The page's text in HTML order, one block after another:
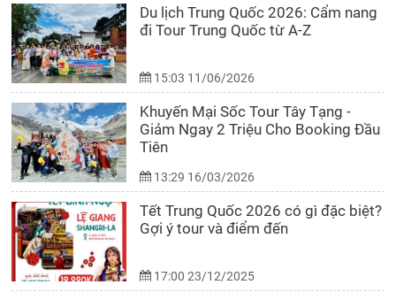
Du lịch Trung Quốc 2026: Cẩm nang
đi Tour Trung Quốc từ A-Z
15:03 11/06/2026
Khuyến Mại Sốc Tour Tây Tạng -
Giảm Ngay 2 Triệu Cho Booking Đầu
Tiên
13:29 16/03/2026
Tết Trung Quốc 2026 có gì đặc biệt?
Gợi ý tour và điểm đến
17:00 23/12/2025